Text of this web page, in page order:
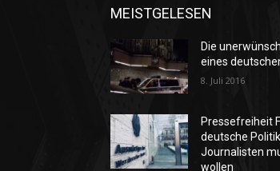
MEISTGELESEN
Die
eines
8. Juli 2016
Pressefreiheit
deutsche
Journalisten
wollen